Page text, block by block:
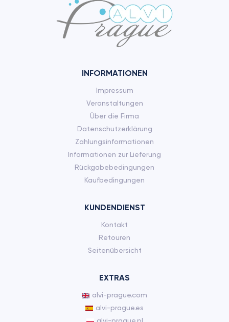
INFORMATIONEN
Impressum
Veranstaltungen
Über die Firma
Datenschutzerklärung
Zahlungsinformationen
Informationen zur Lieferung
Rückgabebedingungen
Kaufbedingungen
KUNDENDIENST
Kontakt
Retouren
Seitenübersicht
EXTRAS
alvi-prague.com
alvi-prague.es